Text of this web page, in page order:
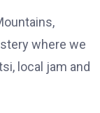
where we
local jam and